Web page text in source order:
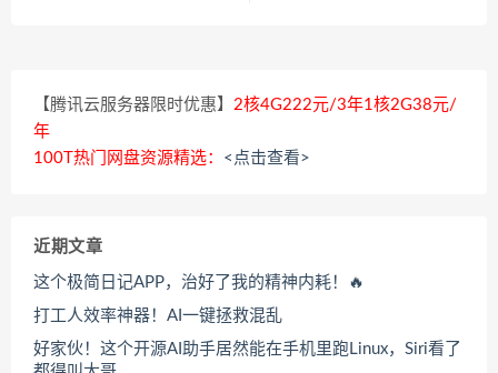
【腾讯云服务器限时优惠】 2核4G222元/3年1核2G38元/
年
100T热门网盘资源精选： <点击查看>
近期文章
这个极简日记APP，治好了我的精神内耗！🔥
打工人效率神器！AI一键拯救混乱
好家伙！这个开源AI助手居然能在手机里跑Linux，Siri看了